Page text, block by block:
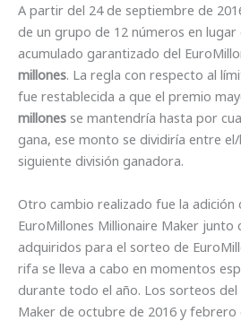
A partir del 24 de septiembre de
de un grupo de 12 números en lugar
acumulado garantizado del
millones. La regla con respecto al
fue restablecida a que el premio
millones se mantendría hasta por
gana, ese monto se dividiría entre
siguiente división ganadora.
Otro cambio realizado fue la adición
EuroMillones Millionaire Maker
adquiridos para el sorteo de
rifa se lleva a cabo en momentos
durante todo el año. Los sorteos del
Maker de octubre de 2016 y